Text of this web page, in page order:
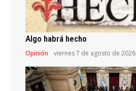
Algo habrá hecho
Opinión viernes 7 de agosto de 2026